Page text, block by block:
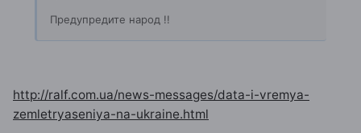
Предупредите народ !!
http://ralf.com.ua/news-messages/data-i-vremya-
zemletryaseniya-na-ukraine.html